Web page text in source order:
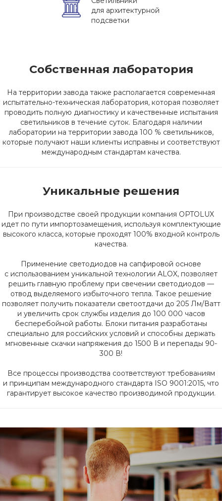
для архитектурной
подсветки
Собственная лаборатория
На территории завода также располагается современная
испытательно-техническая лаборатория, которая позволяет
проводить полную диагностику и качественные испытания
светильников в течение суток. Благодаря наличии
лаборатории на территории завода 100 % светильников,
которые получают наши клиенты исправны и соответствуют
международным стандартам качества.
Уникальные решения
При производстве своей продукции компания OPTOLUX
идет по пути импортозамещения, используя комплектующие
высокого класса, которые проходят 100% входной контроль
качества.
Применение светодиодов на сапфировой основе
с использованием уникальной технологии ALOX, позволяет
решить главную проблему при свечении светодиодов —
отвод выделяемого избыточного тепла. Такое решение
позволяет получить показатели светоотдачи до 205 Лм/Ватт
и увеличить срок службы изделия до 100 000 часов
бесперебойной работы. Блоки питания разработаны
специально для российских условий и способны держать
мгновенные скачки напряжения до 1500 В и перепады 90-
300 В!
Все процессы производства соответствуют требованиям
и принципам международного стандарта ISO 9001:2015, что
гарантирует высокое качество производимой продукции.